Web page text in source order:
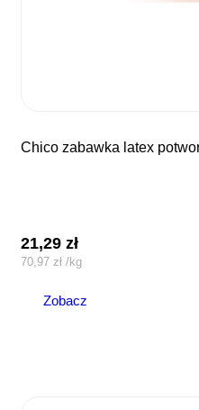
chico zabawka latex
21,29zł
70,97 zł /kg
Zobacz